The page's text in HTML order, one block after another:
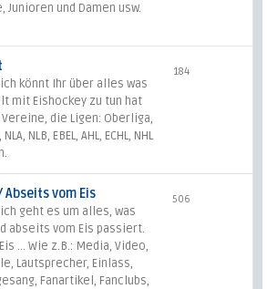
Junioren und Damen usw.
könnt Ihr über alles was
mit Eishockey zu tun hat
die Ligen: Oberliga,
NLA, NLB, EBEL, AHL, ECHL, NHL
184
Abseits vom Eis
geht es um alles, was
abseits vom Eis passiert.
... Wie z.B.: Media, Video,
Lautsprecher, Einlass,
Fanartikel, Fanclubs,
506